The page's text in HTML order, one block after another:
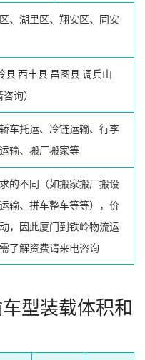
、湖里区、翔安区、同安
县西丰县 昌图县调兵山
询）
车托运、冷链运输、行李
输、搬厂搬家等
的不同（如搬家搬厂搬设
输、拼车整车等等），价
，因此厦门到铁岭物流运
了解资费请来电咨询
型装载体积和